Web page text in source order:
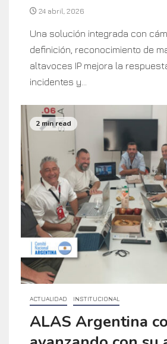
24 abril, 2026
Una solución integrada con
definición, reconocimiento de
altavoces IP mejora la
incidentes y...
2 min read
ACTUALIDAD INSTITUCIONAL
ALAS Argentina